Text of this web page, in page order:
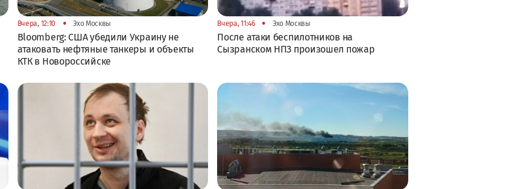
Вчера, 12:10 • Эхо Москвы
Bloomberg: США убедили Украину не
атаковать нефтяные танкеры и объекты
КТК в Новороссийске
Вчера, 11:46 • Эхо Москвы
После атаки беспилотников на
Сызранском НПЗ произошел пожар